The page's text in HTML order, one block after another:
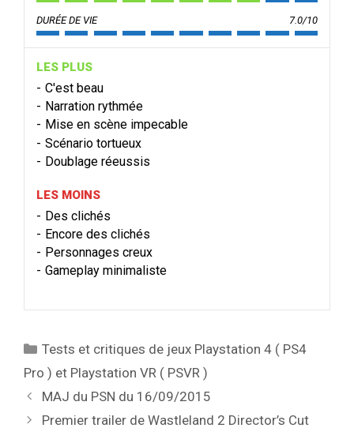
DURÉE DE VIE 7.0/10
LES PLUS
C'est beau
Narration rythmée
Mise en scène impecable
Scénario tortueux
Doublage réeussis
LES MOINS
Des clichés
Encore des clichés
Personnages creux
Gameplay minimaliste
Catégories
Tests et critiques de jeux Playstation 4 ( PS4
Pro ) et Playstation VR ( PSVR )
MAJ du PSN du 16/09/2015
Premier trailer de Wastleland 2 Director’s Cut